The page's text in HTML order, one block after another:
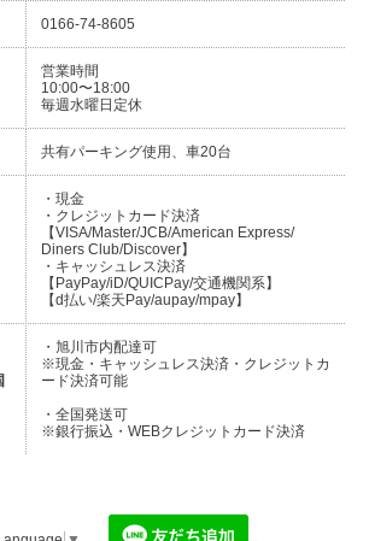
0166-74-8605
営業時間
10:00〜18:00
毎週水曜日定休
共有パーキング使用、車20台
・現金
・クレジットカード決済
【VISA/Master/JCB/American Express/
Diners Club/Discover】
・キャッシュレス決済
【PayPay/iD/QUICPay/交通機関系】
【d払い/楽天Pay/aupay/mpay】
・旭川市内配達可
※現金・キャッシュレス決済・クレジットカ
ード決済可能
・全国発送可
※銀行振込・WEBクレジットカード決済